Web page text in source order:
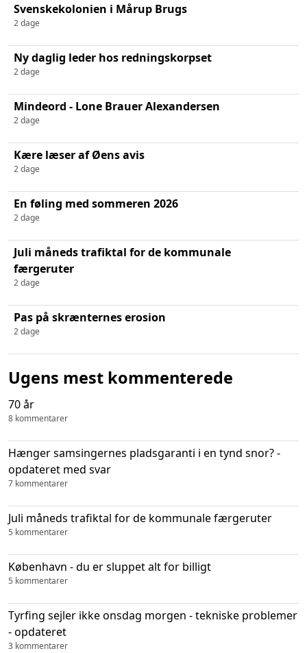
Svenskekolonien i Mårup Brugs
2 dage
Ny daglig leder hos redningskorpset
2 dage
Mindeord - Lone Brauer Alexandersen
2 dage
Kære læser af Øens avis
2 dage
En føling med sommeren 2026
2 dage
Juli måneds trafiktal for de kommunale
færgeruter
2 dage
Pas på skrænternes erosion
2 dage
Ugens mest kommenterede
70 år
8 kommentarer
Hænger samsingernes pladsgaranti i en tynd snor? -
opdateret med svar
7 kommentarer
Juli måneds trafiktal for de kommunale færgeruter
5 kommentarer
København - du er sluppet alt for billigt
5 kommentarer
Tyrfing sejler ikke onsdag morgen - tekniske problemer
- opdateret
3 kommentarer